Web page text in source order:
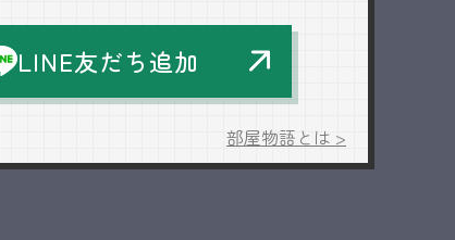
LINE友だち追加
部屋物語とは >